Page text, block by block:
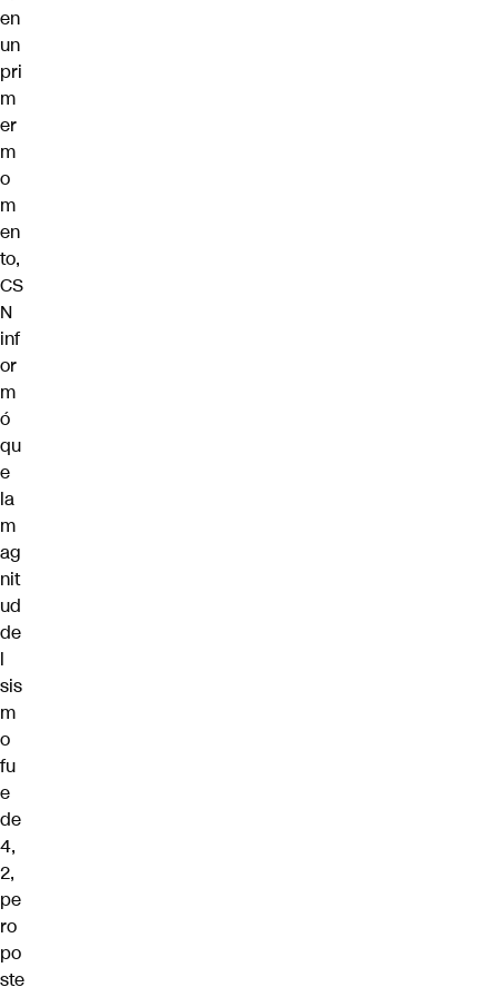
en
un
pri
m
er
m
o
m
en
to,
CS
N
inf
or
m
ó
qu
e
la
m
ag
nit
ud
de
l
sis
m
o
fu
e
de
4,
2,
pe
ro
po
ste